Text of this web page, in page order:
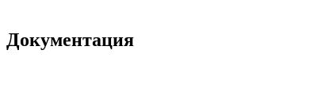
Документация